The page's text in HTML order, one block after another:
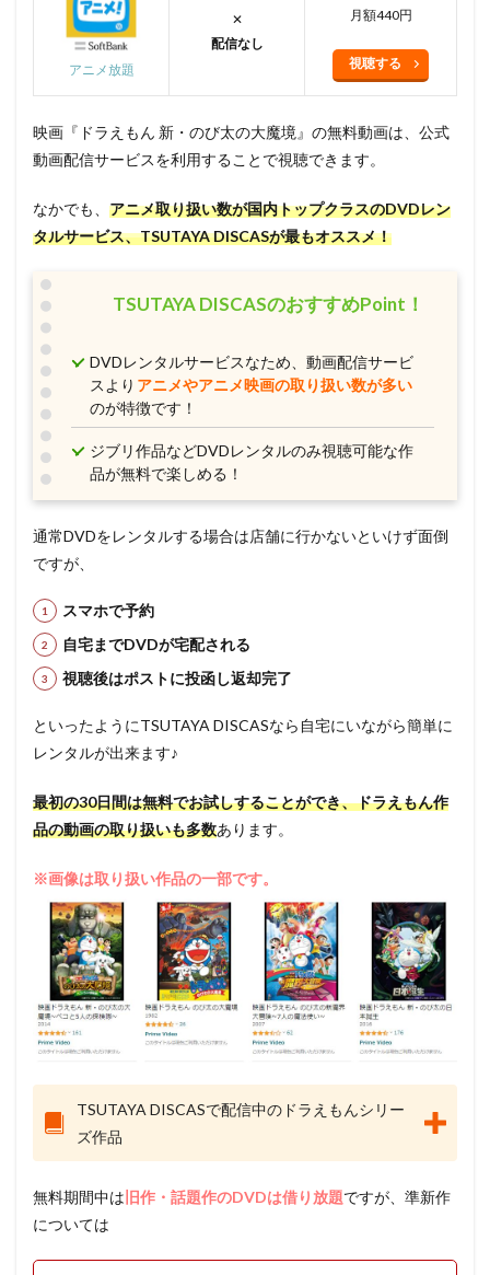
アニメ放題
✕
配信なし
月額440円
視聴する
映画『ドラえもん 新・のび太の大魔境』の無料動画は、公式
動画配信サービスを利用することで視聴できます。
なかでも、 アニメ取り扱い数が国内トップクラスのDVDレン
タルサービス、TSUTAYA DISCASが最もオススメ！
TSUTAYA DISCASのおすすめPoint！
DVDレンタルサービスなため、動画配信サービ
スより アニメやアニメ映画の取り扱い数が多い
のが特徴です！
ジブリ作品などDVDレンタルのみ視聴可能な作
品が無料で楽しめる！
通常DVDをレンタルする場合は店舗に行かないといけず面倒
ですが、
スマホで予約
自宅までDVDが宅配される
視聴後はポストに投函し返却完了
といったようにTSUTAYA DISCASなら自宅にいながら簡単に
レンタルが出来ます♪
最初の30日間は無料でお試しすることができ、ドラえもん作
品の動画の取り扱いも多数あります。
※画像は取り扱い作品の一部です。
TSUTAYA DISCASで配信中のドラえもんシリー
ズ作品
無料期間中は 旧作・話題作のDVDは借り放題ですが、準新作
については